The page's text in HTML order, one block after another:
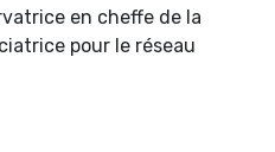
en cheffe de la
pour le réseau